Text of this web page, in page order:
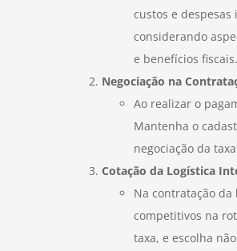
custos e
considerando
e benefícios fiscais.
Negociação na
Ao realizar o
Mantenha o
negociação da
Cotação da Logística
Na contratação
competitivos na
taxa, e escolha